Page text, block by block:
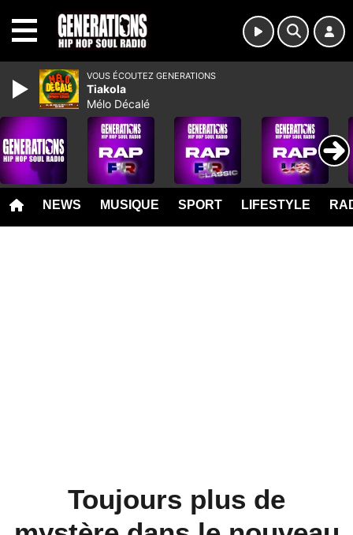
NEWS MUSIQUE SPORT LIFESTYLE
Toujours plus de
VOUS ÉCOUTEZ GENERATIONS
Tiakola
Mélo Décalé